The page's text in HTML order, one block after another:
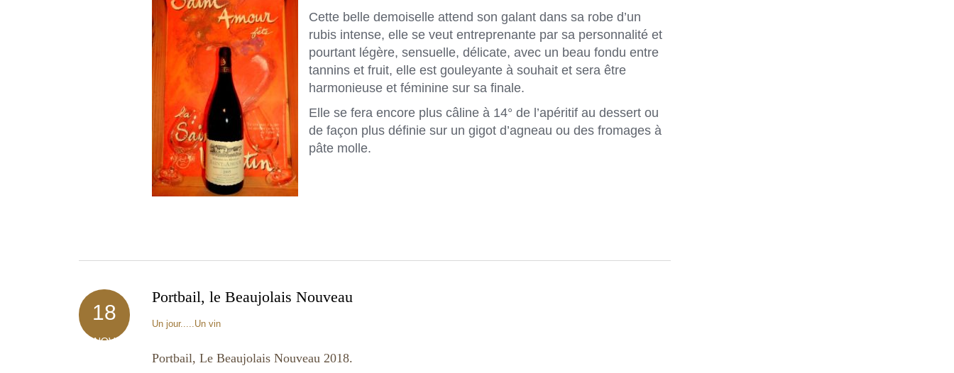
Cette belle demoiselle attend son galant dans sa robe d’un
rubis intense, elle se veut entreprenante par sa personnalité et
pourtant légère, sensuelle, délicate, avec un beau fondu entre
tannins et fruit, elle est gouleyante à souhait et sera être
harmonieuse et féminine sur sa finale.
Elle se fera encore plus câline à 14° de l’apéritif au dessert ou
de façon plus définie sur un gigot d’agneau ou des fromages à
pâte molle.
18
NOV
Portbail, le Beaujolais Nouveau
Un jour.....Un vin
Portbail, Le Beaujolais Nouveau 2018.